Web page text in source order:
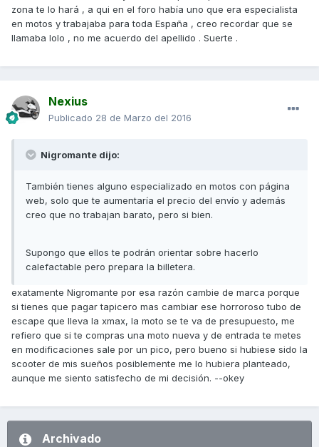
zona te lo hará , a qui en el foro había uno que era especialista
en motos y trabajaba para toda España , creo recordar que se
llamaba lolo , no me acuerdo del apellido . Suerte .
Nexius
Publicado 28 de Marzo del 2016
Nigromante dijo:
También tienes alguno especializado en motos con página
web, solo que te aumentaría el precio del envío y además
creo que no trabajan barato, pero si bien.
Supongo que ellos te podrán orientar sobre hacerlo
calefactable pero prepara la billetera.
exatamente Nigromante por esa razón cambie de marca porque
si tienes que pagar tapicero mas cambiar ese horroroso tubo de
escape que lleva la xmax, la moto se te va de presupuesto, me
refiero que si te compras una moto nueva y de entrada te metes
en modificaciones sale por un pico, pero bueno si hubiese sido la
scooter de mis sueños posiblemente me lo hubiera planteado,
aunque me siento satisfecho de mi decisión. --okey
Archivado